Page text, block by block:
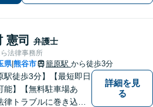
【駐車場あり】
憲司 弁護士
法律事務所
県|熊谷市 籠原駅 から徒歩3分
駅徒歩3分】【最短即日
能】【無料駐車場あ
律トラブルに巻き込ま
詳細を見
る